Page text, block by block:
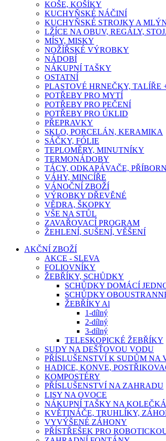
KOŠE, KOŠÍKY
KUCHYŇSKÉ NÁČINÍ
KUCHYŇSKÉ STROJKY A
LŽÍCE NA OBUV, REGÁLY,
MÍSY, MISKY
NOŽÍŘSKÉ VÝROBKY
NÁDOBÍ
NÁKUPNÍ TAŠKY
OSTATNÍ
PLASTOVÉ HRNEČKY, TALÍŘE
POTŘEBY PRO MYTÍ
POTŘEBY PRO PEČENÍ
POTŘEBY PRO ÚKLID
PŘEPRAVKY
SKLO, PORCELÁN, KERAMIKA
SÁČKY, FÓLIE
TEPLOMĚRY, MINUTNÍKY
TERMONÁDOBY
TÁCY, ODKAPÁVAČE,
VÁHY, MINCÍŘE
VÁNOČNÍ ZBOŽÍ
VÝROBKY DŘEVĚNÉ
VĚDRA, ŠKOPKY
VŠE NA STŮL
ZAVAŘOVACÍ PROGRAM
ŽEHLENÍ, SUŠENÍ, VĚŠENÍ
AKČNÍ ZBOŽÍ
AKCE - SLEVA
FOLIOVNÍKY
ŽEBŘÍKY, SCHŮDKY
SCHŮDKY DOMÁCÍ
SCHŮDKY
ŽEBŘÍKY Al
1-dílný
2-dílný
3-dílný
TELESKOPICKÉ ŽEBŘÍKY
SUDY NA DEŠŤOVOU VODU
PŘÍSLUŠENSTVÍ K SUDŮM NA
HADICE, KONVE,
KOMPOSTÉRY
PŘÍSLUŠENSTVÍ NA ZAHRADU
LISY NA OVOCE
NÁKUPNÍ TAŠKY NA
KVĚTINÁČE, TRUHLÍKY,
VYVÝŠENÉ ZÁHONY
PŘÍSTŘEŠEK PRO